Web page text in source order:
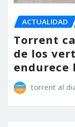
ACTUALIDAD
Torrent
de los
endurece
torrent al